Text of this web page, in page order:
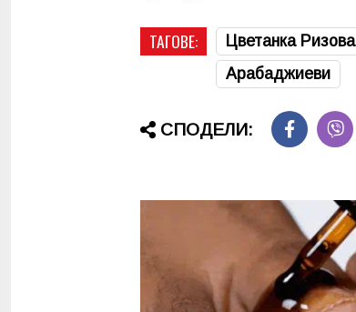
ТАГОВЕ: Цветанка Ризова
Арабаджиеви
СПОДЕЛИ: